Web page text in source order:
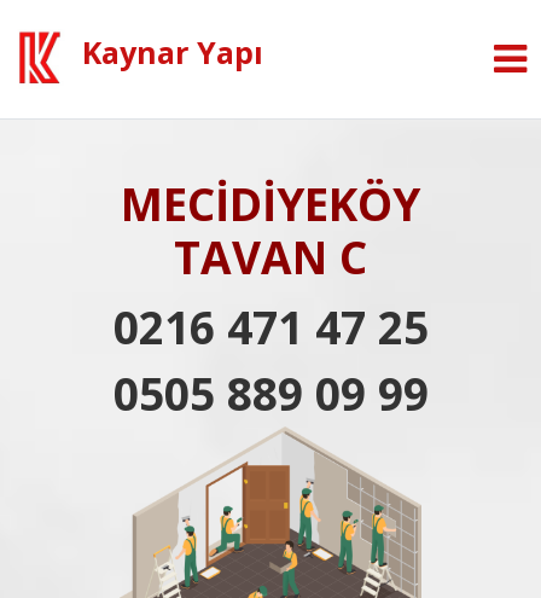
Kaynar Yapı
MECİDİYEKÖY
TAVAN C
0216 471 47 25
0505 889 09 99